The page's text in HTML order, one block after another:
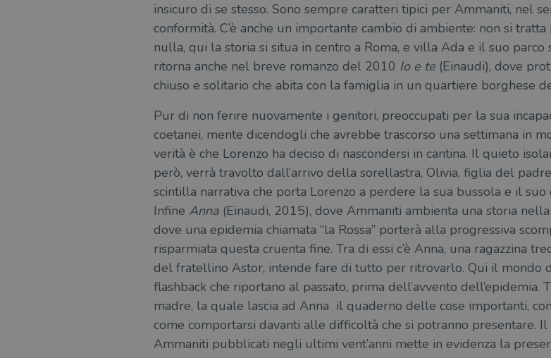
insicuro di se stesso. Sono sempre caratteri tipici per Ammaniti, nel
conformità. C’è anche un importante cambio di ambiente: non si
nulla, qui la storia si situa in centro a Roma, e villa Ada e il suo
ritorna anche nel breve romanzo del 2010 Io e te(Einaudi), dove
chiuso e solitario che abita con la famiglia in un quartiere borghese
Pur di non ferire nuovamente i genitori, preoccupati per la sua
coetanei, mente dicendogli che avrebbe trascorso una settimana in
verità è che Lorenzo ha deciso di nascondersi in cantina. Il quieto
però, verrà travolto dall’arrivo della sorellastra, Olivia, figlia del
scintilla narrativa che porta Lorenzo a perdere la sua bussola e il
Infine Anna(Einaudi, 2015), dove Ammaniti ambienta una storia
dove una epidemia chiamata “la Rossa” porterà alla progressiva
risparmiata questa cruenta fine. Tra di essi c’è Anna, una ragazzina
del fratellino Astor, intende fare di tutto per ritrovarlo. Qui il mondo
flashback che riportano al passato, prima dell’avvento
madre, la quale lascia ad Anna il quaderno delle cose importanti,
come comportarsi davanti alle difficoltà che si potranno presentare.
Ammaniti pubblicati negli ultimi vent’anni mette in evidenza la
VISITOR_PRIVACY_METADATA
YouTube
.youtube.com
5 mesi 4
settimane
Questo cookie è impostato
consenso ai cookie